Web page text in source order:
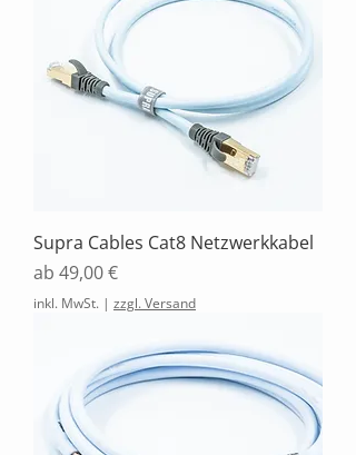
Supra Cables Cat8 Netzwerkkabel
ab 49,00 €
Sale-Preis
inkl. MwSt. | zzgl. Versand